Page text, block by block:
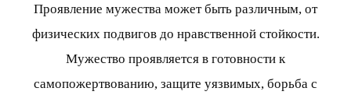
Проявление мужества может быть различным, от
физических подвигов до нравственной стойкости.
Мужество проявляется в готовности к
самопожертвованию, защите уязвимых, борьба с